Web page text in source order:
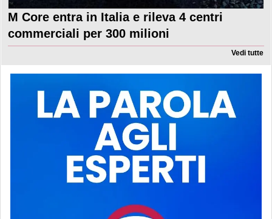
M Core entra in Italia e rileva 4 centri
commerciali per 300 milioni
Vedi tutte